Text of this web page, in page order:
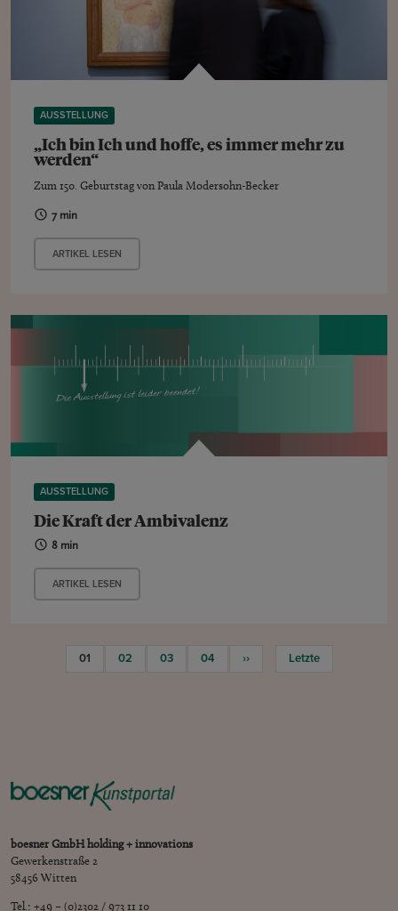
AUSSTELLUNG
„Ich bin Ich und hoffe, es immer mehr zu
werden“
Zum 150. Geburtstag von Paula Modersohn-Becker
7 min
ARTIKEL LESEN
AUSSTELLUNG
Die Kraft der Ambivalenz
8 min
ARTIKEL LESEN
01 02 03 04 ›› Letzte
boesner GmbH holding + innovations
Gewerkenstraße 2
58456 Witten
Tel.: +49 – (0)2302 / 973 11 10